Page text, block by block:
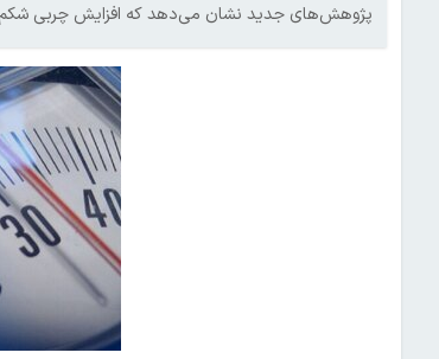
پژوهش‌های جدید نشان می‌دهد که افزایش چربی شکم